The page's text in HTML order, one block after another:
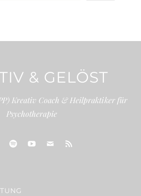
& GELÖST
Kreativ Coach & Heilpraktiker für
Psychotherapie